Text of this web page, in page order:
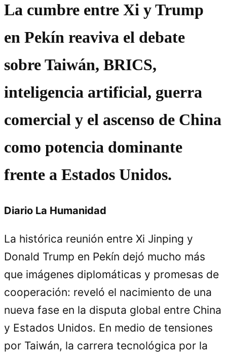
La cumbre entre Xi y Trump
en Pekín reaviva el debate
sobre Taiwán, BRICS,
inteligencia artificial, guerra
comercial y el ascenso de China
como potencia dominante
frente a Estados Unidos.
Diario La Humanidad
La histórica reunión entre Xi Jinping y
Donald Trump en Pekín dejó mucho más
que imágenes diplomáticas y promesas de
cooperación: reveló el nacimiento de una
nueva fase en la disputa global entre China
y Estados Unidos. En medio de tensiones
por Taiwán, la carrera tecnológica por la